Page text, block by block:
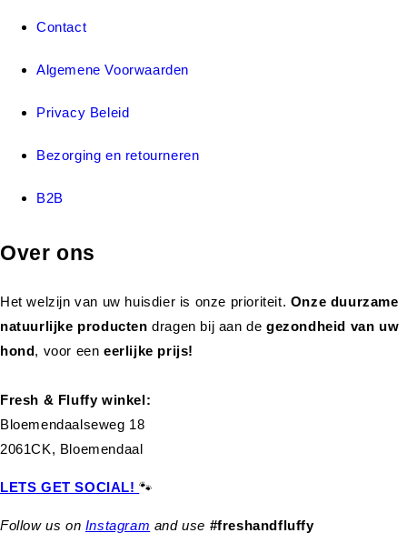
Contact
Algemene Voorwaarden
Privacy Beleid
Bezorging en retourneren
B2B
Over ons
Het welzijn van uw huisdier is onze prioriteit. Onze duurzame
natuurlijke productendragen bij aan de gezondheid van uw
hond, voor eeneerlijke prijs!
Fresh & Fluffy winkel:
Bloemendaalseweg 18
2061CK, Bloemendaal
LETS GET SOCIAL!🐾
Follow us on Instagram and use #freshandfluffy